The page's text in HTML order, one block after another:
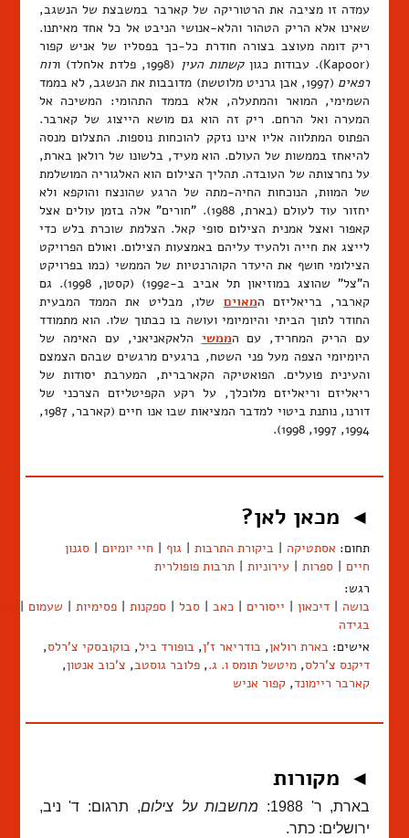
עמדה זו מציבה את הרטוריקה של קארבר במשבצת של הנשגב,
שאינו אלא הריק הטהור והלא-אנושי הניבט אל כל אחד מאיתנו.
ריק דומה מעוצב בצורה חודרת כל-כך בפסליו של אניש קפור
(Kapoor). עבודות כגון
קשתות העין (1998, פלדת אלחלד) ו
רוח
רפאים
(1997, אבן גרניט מלוטשת) מדובבות את הנשגב, לא בממד
השמימי, המואר והמתעלה, אלא בממד התהומי: המשיכה אל
המערה ואל הרחם. ריק זה הוא גם מושא הייצוג של קארבר.
הפתוס המתלווה אליו אינו נזקק להוכחות נוספות. התצלום מנסה
להיאחז בממשות של העולם. הוא מעיד, בלשונו של רולאן בארת,
על נחרצותה של העובדה. תהליך הצילום הוא האלגוריה המושלמת
של המוות, הנוכחות החיה-מתה של הרגע שהונצח והוקפא ולא
יחזור עוד לעולם (בארת, 1988). "חורים" אלה בזמן עולים אצל
קאפור ואצל אמנית הצילום סופי קאל. הצלמת שוכרת בלש כדי
לייצג את חייה ולהעיד עליהם באמצעות הצילום. ואולם הפרויקט
הצילומי חושף את היעדר הקוהרנטיות של הממשי (כמו בפרויקט
ה"צל" שהוצג במוזיאון תל אביב ב-1992) (קסטן, 1998). גם
קארבר, בריאליזם המאוים שלו, מבליט את הממד המבעית
החודר לתוך הביתי והיומיומי ועושה בו כבתוך שלו. הוא מתמודד
עם הריק המחריד, עם הממשי הלאקאניאני, עם האימה של
היומיומי הצפה מעל פני השטח, ברגעים מרגשים שבהם הצמצם
והעינית פועלים. הפואטיקה הקארברית, המערבת יסודות של
ריאליזם וריאליזם מלוכלך, על רקע הקפיטליזם הצרכני של
דורנו, נותנת ביטוי למדבר המציאות שבו אנו חיים (קארבר, 1987,
1994, 1997, 1998).
◄ מכאן לאן?
תחום: אסתטיקה | ביקורת התרבות | גוף | חיי יומיום | סגנון
חיים | ספרות | עירוניות | תרבות פופולרית
רגש:
בושה | דיכאון | ייסורים | כאב | סבל | ספקנות | פסימיות | שעמום |
בגידה
אישים: בארת רולאן, בודריאר ז'ן, בופורד ביל, בוקובסקי צ'רלס,
דיקנס צ'רלס, מיטשל תומס ו. ג., פלובר גוסטב, צ'כוב אנטון,
קארבר ריימונד, קפור אניש
◄ מקורות
בארת, ר' 1988: מחשבות על צילום, תרגום: ד' ניב,
ירושלים: כתר.